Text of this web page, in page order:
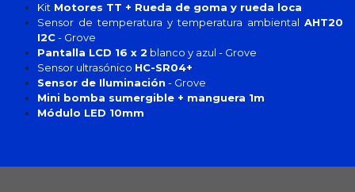
Kit Motores TT + Rueda de goma y rueda loca
Sensor de temperatura y temperatura ambiental AHT20
I2C- Grove
Pantalla LCD 16 x 2 blanco y azul - Grove
Sensor ultrasónico HC-SR04+
Sensor de Iluminación - Grove
Mini bomba sumergible + manguera 1m
Módulo LED 10mm